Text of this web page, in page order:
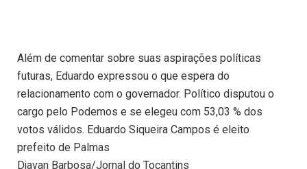
Além de comentar sobre suas aspirações políticas
futuras, Eduardo expressou o que espera do
relacionamento com o governador. Político disputou o
cargo pelo Podemos e se elegeu com 53,03 % dos
votos válidos. Eduardo Siqueira Campos é eleito
prefeito de Palmas
Djavan Barbosa/Jornal do Tocantins